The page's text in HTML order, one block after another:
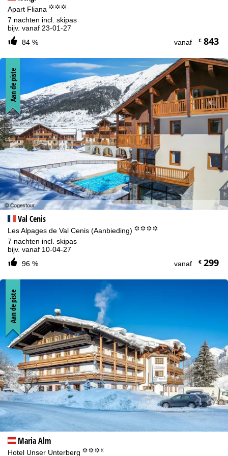
Apart Fliana °°°
7 nachten incl. skipas
bijv. vanaf 23-01-27
84 %
vanaf €843
Val Cenis
Les Alpages de Val Cenis (Aanbieding) °°°°
7 nachten incl. skipas
bijv. vanaf 10-04-27
96 %
vanaf €299
Aan de piste
Maria Alm
Hotel Unser Unterberg °°°.
Aan de piste